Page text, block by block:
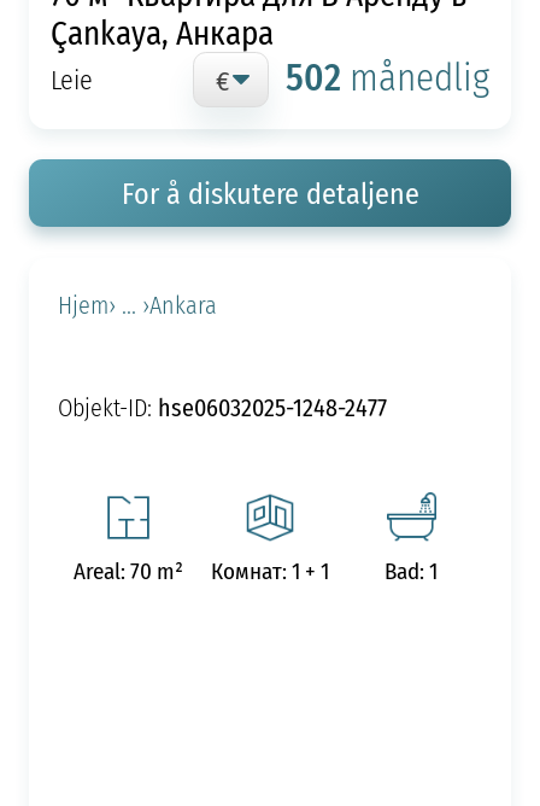
Çankaya, Анкара
Leie 502 månedlig
For å diskutere detaljene
Hjem› ... ›Ankara
Objekt-ID: hse06032025-1248-2477
Areal: 70 m² Комнат: 1 + 1 Bad: 1